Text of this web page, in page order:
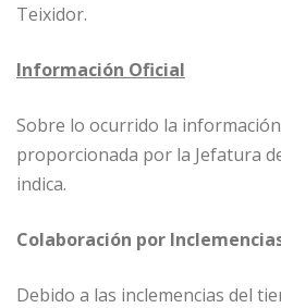
Teixidor.
Información Oficial
Sobre lo ocurrido la
proporcionada por la Jefatura
indica.
Colaboración por
Debido a las inclemencias del